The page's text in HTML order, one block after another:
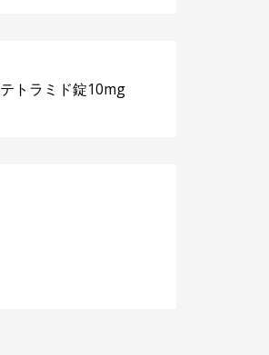
テトラミド錠10mg